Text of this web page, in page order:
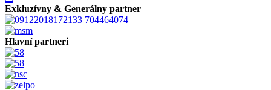
Exkluzívny & Generálny partner
Hlavní partneri